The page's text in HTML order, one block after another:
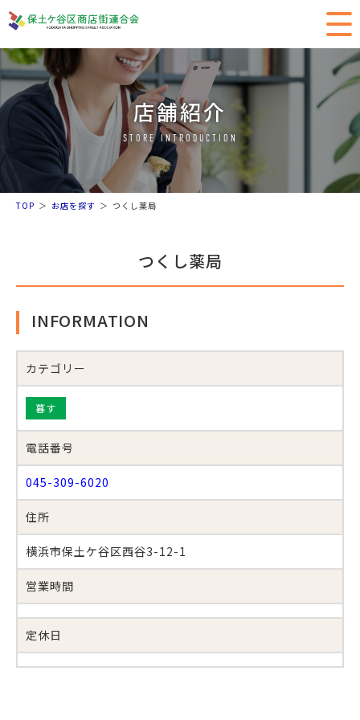
店舗紹介
STORE INTRODUCTION
TOP お店を探す つくし薬局
つくし薬局
INFORMATION
カテゴリー
暮す
電話番号
045-309-6020
住所
横浜市保土ケ谷区西谷3-12-1
営業時間
定休日